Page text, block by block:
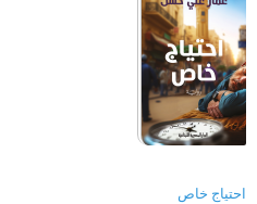
احتياج خاص